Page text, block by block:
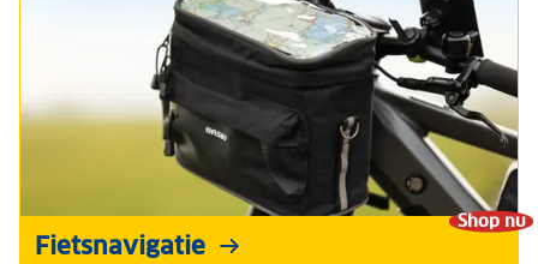
Shop nu
Fietsnavigatie